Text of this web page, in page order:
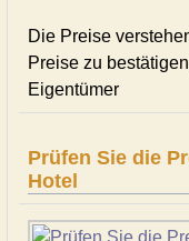
Die Preise
Preise zu
Eigentümer
Prüfen Sie die
Hotel